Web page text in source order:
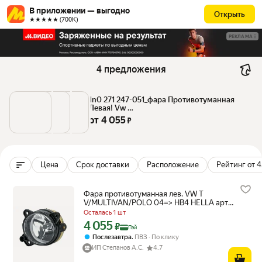
В приложении — выгодно
★★★★★ (700К)
Открыть
РЕКЛАМА
4 предложения
1n0 271 247-051_фара Противотуманная
Левая! Vw
Fox/Crafter/Polo/Multivan/Transporter 04
HELLA арт. 1N0271247-051
от 4 055 ₽
Цена Срок доставки Расположение Рейтинг от
Фара противотуманная лев. VW T
V/MULTIVAN/POLO 04=> HB4 HELLA арт.
1N0271247051
Осталась 1 шт
Цена с картой Яндекс Пэй 4055 ₽ вместо
4 055₽ Пэй
Послезавтра, ПВЗ
По клику
ИП Степанов А.С.
4.7